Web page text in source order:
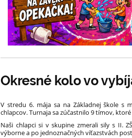
Okresné kolo vo
V stredu 6. mája sa na Základnej škole s
chlapcov. Turnaja sa zúčastnilo 9 tímov,
Naši chlapci si v skupine zmerali sily s II.
výborne a po jednoznačných víťazstvách